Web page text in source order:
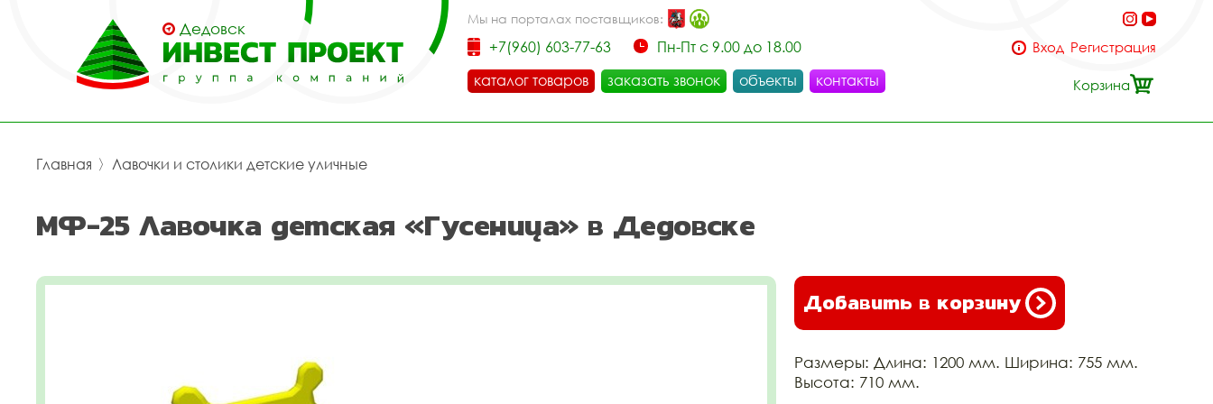
Дедовск
Мы на порталах поставщиков:
+7(960) 603-77-63
Пн-Пт с 9.00 до 18.00
каталог товаров
заказать звонок объекты контакты
Вход Регистрация
Корзина
Главная 〉 Лавочки и столики детские уличные
МФ-25 Лавочка детская «Гусеница» в Дедовске
Добавить в корзину
Размеры: Длина: 1200 мм. Ширина: 755 мм.
Высота: 710 мм.